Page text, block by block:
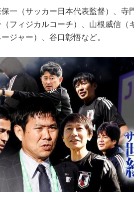
一（サッカー日本代表監督）、寺
フィジカルコーチ）、山根威信（
ジャー）、谷口彰悟など。